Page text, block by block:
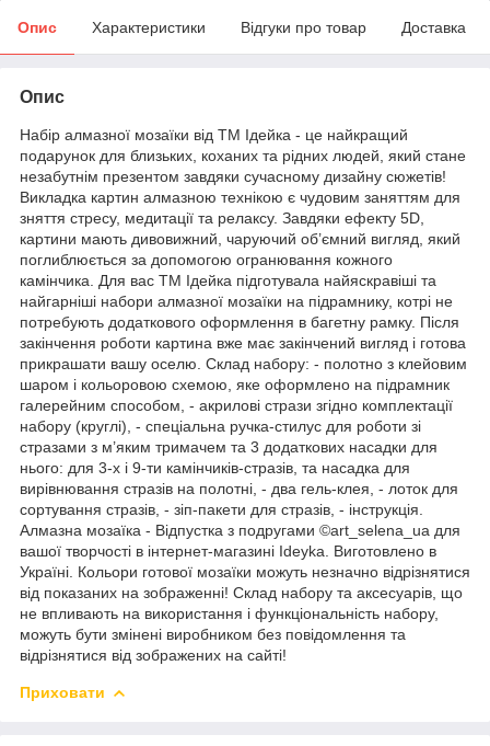
Опис Характеристики Відгуки про товар Доставка
Опис
Набір алмазної мозаїки від ТМ Ідейка - це найкращий
подарунок для близьких, коханих та рідних людей, який стане
незабутнім презентом завдяки сучасному дизайну сюжетів!
Викладка картин алмазною технікою є чудовим заняттям для
зняття стресу, медитації та релаксу. Завдяки ефекту 5D,
картини мають дивовижний, чаруючий об’ємний вигляд, який
поглиблюється за допомогою огранювання кожного
камінчика. Для вас ТМ Ідейка підготувала найяскравіші та
найгарніші набори алмазної мозаїки на підрамнику, котрі не
потребують додаткового оформлення в багетну рамку. Після
закінчення роботи картина вже має закінчений вигляд і готова
прикрашати вашу оселю. Склад набору: - полотно з клейовим
шаром і кольоровою схемою, яке оформлено на підрамник
галерейним способом, - акрилові стрази згідно комплектації
набору (круглі), - спеціальна ручка-стилус для роботи зі
стразами з м’яким тримачем та 3 додаткових насадки для
нього: для 3-х і 9-ти камінчиків-стразів, та насадка для
вирівнювання стразів на полотні, - два гель-клея, - лоток для
сортування стразів, - зіп-пакети для стразів, - інструкція.
Алмазна мозаїка - Відпустка з подругами ©art_selena_ua для
вашої творчості в інтернет-магазині Ideyka. Виготовлено в
Україні. Кольори готової мозаїки можуть незначно відрізнятися
від показаних на зображенні! Склад набору та аксесуарів, що
не впливають на використання і функціональність набору,
можуть бути змінені виробником без повідомлення та
відрізнятися від зображених на сайті!
Приховати